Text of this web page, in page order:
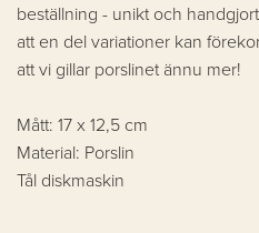
beställning - unikt och
att en del variationer kan
att vi gillar porslinet ännu mer!
Mått: 17 x 12,5 cm
Material: Porslin
Tål diskmaskin